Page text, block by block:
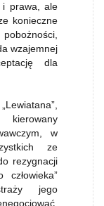
i prawa, ale
konieczne
wzajemnej
dla
kierowany
w
ze
rezygnacji
jego